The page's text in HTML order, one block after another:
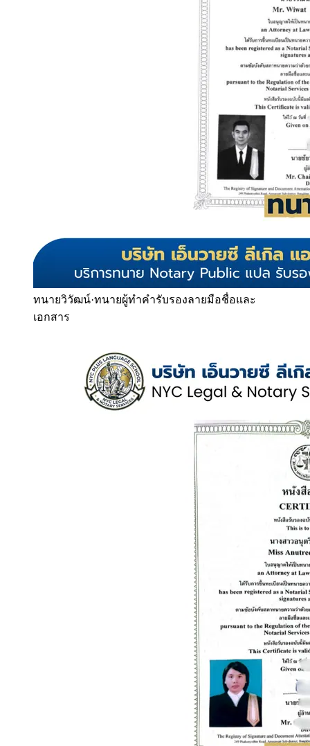
ทนายวิวัฒน์·ทนายผู้ทำคำรับรองลายมือชื่อและ
เอกสาร